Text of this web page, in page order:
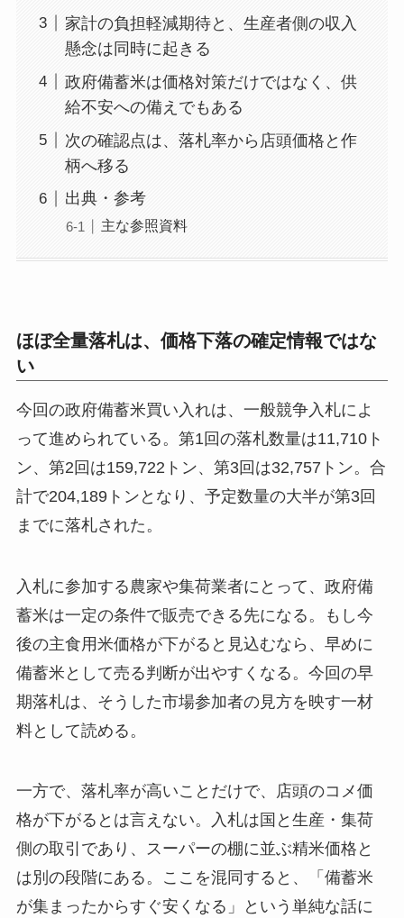
家計の負担軽減期待と、生産者側の収入
懸念は同時に起きる
政府備蓄米は価格対策だけではなく、供
給不安への備えでもある
次の確認点は、落札率から店頭価格と作
柄へ移る
出典・参考
主な参照資料
ほぼ全量落札は、価格下落の確定情報ではな
い
今回の政府備蓄米買い入れは、一般競争入札によ
って進められている。第1回の落札数量は11,710ト
ン、第2回は159,722トン、第3回は32,757トン。合
計で204,189トンとなり、予定数量の大半が第3回
までに落札された。
入札に参加する農家や集荷業者にとって、政府備
蓄米は一定の条件で販売できる先になる。もし今
後の主食用米価格が下がると見込むなら、早めに
備蓄米として売る判断が出やすくなる。今回の早
期落札は、そうした市場参加者の見方を映す一材
料として読める。
一方で、落札率が高いことだけで、店頭のコメ価
格が下がるとは言えない。入札は国と生産・集荷
側の取引であり、スーパーの棚に並ぶ精米価格と
は別の段階にある。ここを混同すると、「備蓄米
が集まったからすぐ安くなる」という単純な話に